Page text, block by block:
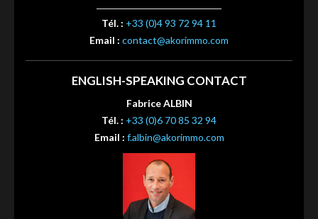
Tél. : +33 (0)4 93 72 94 11
Email : contact@akorimmo.com
ENGLISH-SPEAKING CONTACT
Fabrice ALBIN
Tél. : +33 (0)6 70 85 32 94
Email : f.albin@akorimmo.com